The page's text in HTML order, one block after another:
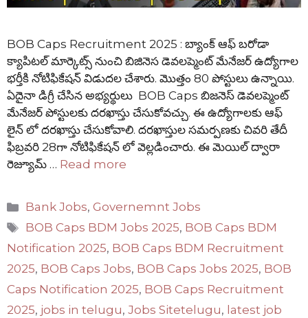
BOB Caps Recruitment 2025 : బ్యాంక్ ఆఫ్ బరోడా
క్యాపిటల్ మార్కెట్స్ నుంచి బిజినెస డెవలప్మెంట్ మేనేజర్ ఉద్యోగాల
భర్తీకి నోటిఫికేషన్ విడుదల చేశారు. మొత్తం 80 పోస్టులు ఉన్నాయి.
ఏదైనా డిగ్రీ చేసిన అభ్యర్థులు BOB Caps బిజనెస్ డెవలప్మెంట్
మేనేజర్ పోస్టులకు దరఖాస్తు చేసుకోవచ్చు. ఈ ఉద్యోగాలకు ఆఫ్
లైన్ లో దరఖాస్తు చేసుకోవాలి. దరఖాస్తుల సమర్పణకు చివరి తేదీ
ఫిబ్రవరి 28గా నోటిఫికేషన్ లో వెల్లడించారు. ఈ మెయిల్ ద్వారా
రెజ్యూమ్ … Read more
Categories
Bank Jobs,Governemnt Jobs
Tags
BOB Caps BDM Jobs 2025, BOB Caps BDM
Notification 2025, BOB Caps BDM Recruitment
2025, BOB Caps Jobs, BOB Caps Jobs 2025, BOB
Caps Notification 2025, BOB Caps Recruitment
2025, jobs in telugu, Jobs Sitetelugu, latest job